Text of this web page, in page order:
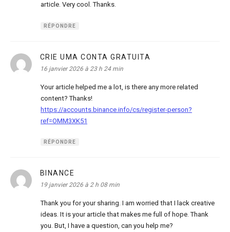
article. Very cool. Thanks.
RÉPONDRE
CRIE UMA CONTA GRATUITA
16 janvier 2026 à 23 h 24 min
Your article helped me a lot, is there any more related
content? Thanks!
https://accounts.binance.info/cs/register-person?
ref=OMM3XK51
RÉPONDRE
BINANCE
19 janvier 2026 à 2 h 08 min
Thank you for your sharing. I am worried that I lack creative
ideas. It is your article that makes me full of hope. Thank
you. But, I have a question, can you help me?